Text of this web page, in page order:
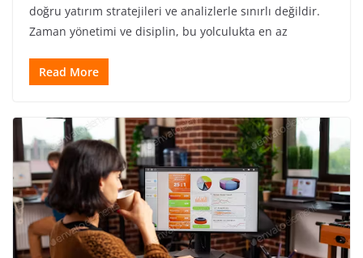
doğru yatırım stratejileri ve analizlerle sınırlı değildir.
Zaman yönetimi ve disiplin, bu yolculukta en az
Read More